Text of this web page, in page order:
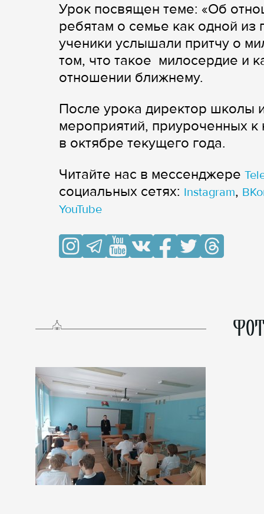
Урок посвящен теме: «Об
ребятам о семье как одной из
ученики услышали притчу о
том, что такое милосердие и
отношении ближнему.
После урока директор школы
мероприятий, приуроченных
в октябре текущего года.
Читайте нас в мессенджере
cоциальных сетях: Instagram,
YouTube